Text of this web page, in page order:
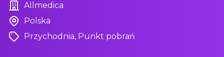
Allmedica
Polska
Przychodnia, Punkt pobrań